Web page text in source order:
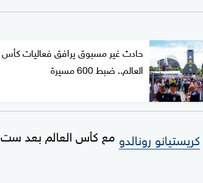
حادث غير مسبوق يرافق فعاليات كأس
العالم.. ضبط 600 مسيرة
كريستيانو رونالدو مع كأس العالم بعد ست